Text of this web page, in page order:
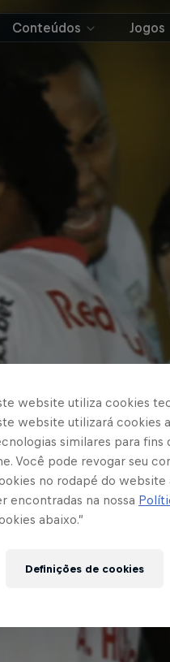
Conteúdos Jogos
website utiliza cookies
website utilizará cookies
similares para fins
Você pode revogar seu
no rodapé do
encontradas na nossa
abaixo.”
Definições de cookies